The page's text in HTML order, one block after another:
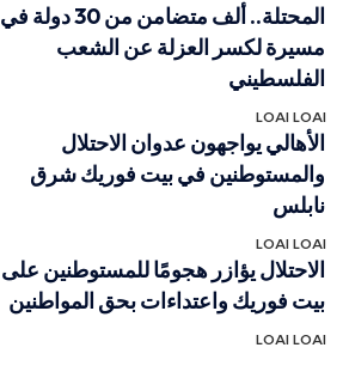
المحتلة.. ألف متضامن من 30 دولة في
مسيرة لكسر العزلة عن الشعب
الفلسطيني
LOAI LOAI
الأهالي يواجهون عدوان الاحتلال
والمستوطنين في بيت فوريك شرق
نابلس
LOAI LOAI
الاحتلال يؤازر هجومًا للمستوطنين على
بيت فوريك واعتداءات بحق المواطنين
LOAI LOAI